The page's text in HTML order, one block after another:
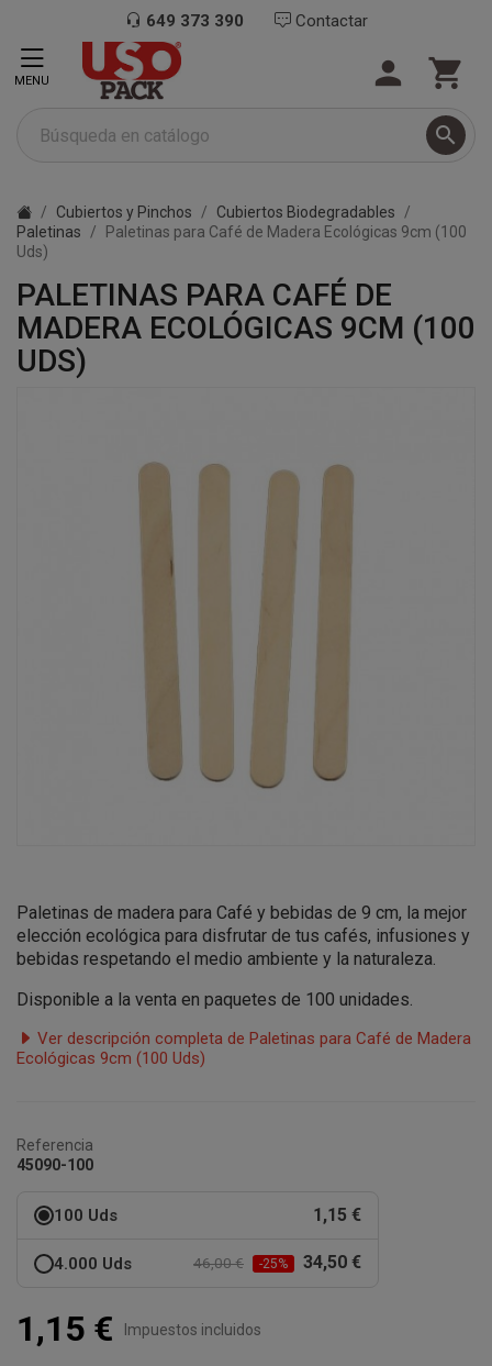
649 373 390 Contactar

 
MENU
Cubiertos y Pinchos
Cubiertos Biodegradables
Paletinas
Paletinas para Café de Madera Ecológicas 9cm (100
Uds)
PALETINAS PARA CAFÉ DE
MADERA ECOLÓGICAS 9CM (100
UDS)
Paletinas de madera para Café y bebidas de 9 cm, la mejor
elección ecológica para disfrutar de tus cafés, infusiones y
bebidas respetando el medio ambiente y la naturaleza.
Disponible a la venta en paquetes de 100 unidades.
Ver descripción completa de Paletinas para Café de Madera
Ecológicas 9cm (100 Uds)
Referencia
45090-100
100 Uds 1,15 €
4.000 Uds 46,00 € -25% 34,50 €
1,15 € Impuestos incluidos